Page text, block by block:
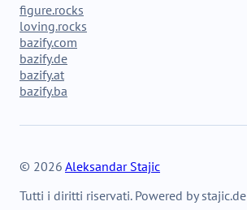
figure.rocks
loving.rocks
bazify.com
bazify.de
bazify.at
bazify.ba
© 2026 Aleksandar Stajic
Tutti i diritti riservati. Powered by stajic.de